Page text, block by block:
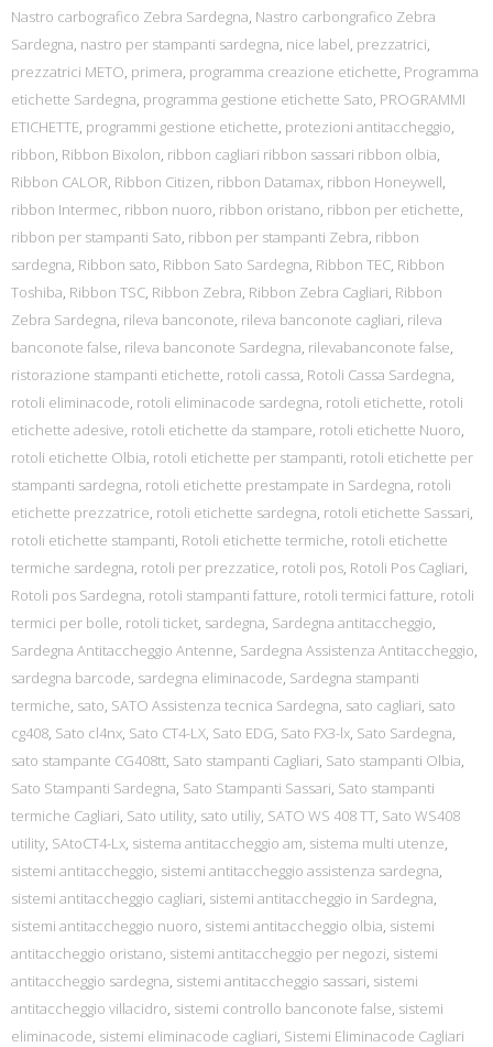
Nastro carbografico Zebra Sardegna, Nastro carbongrafico Zebra
Sardegna, nastro per stampanti sardegna, nice label, prezzatrici,
prezzatrici METO, primera, programma creazione etichette, Programma
etichette Sardegna, programma gestione etichette Sato, PROGRAMMI
ETICHETTE, programmi gestione etichette, protezioni antitaccheggio,
ribbon, Ribbon Bixolon, ribbon cagliari ribbon sassari ribbon olbia,
Ribbon CALOR, Ribbon Citizen, ribbon Datamax, ribbon Honeywell,
ribbon Intermec, ribbon nuoro, ribbon oristano, ribbon per etichette,
ribbon per stampanti Sato, ribbon per stampanti Zebra, ribbon
sardegna, Ribbon sato, Ribbon Sato Sardegna, Ribbon TEC, Ribbon
Toshiba, Ribbon TSC, Ribbon Zebra, Ribbon Zebra Cagliari, Ribbon
Zebra Sardegna, rileva banconote, rileva banconote cagliari, rileva
banconote false, rileva banconote Sardegna, rilevabanconote false,
ristorazione stampanti etichette, rotoli cassa, Rotoli Cassa Sardegna,
rotoli eliminacode, rotoli eliminacode sardegna, rotoli etichette, rotoli
etichette adesive, rotoli etichette da stampare, rotoli etichette Nuoro,
rotoli etichette Olbia, rotoli etichette per stampanti, rotoli etichette per
stampanti sardegna, rotoli etichette prestampate in Sardegna, rotoli
etichette prezzatrice, rotoli etichette sardegna, rotoli etichette Sassari,
rotoli etichette stampanti, Rotoli etichette termiche, rotoli etichette
termiche sardegna, rotoli per prezzatice, rotoli pos, Rotoli Pos Cagliari,
Rotoli pos Sardegna, rotoli stampanti fatture, rotoli termici fatture, rotoli
termici per bolle, rotoli ticket, sardegna, Sardegna antitaccheggio,
Sardegna Antitaccheggio Antenne, Sardegna Assistenza Antitaccheggio,
sardegna barcode, sardegna eliminacode, Sardegna stampanti
termiche, sato, SATO Assistenza tecnica Sardegna, sato cagliari, sato
cg408, Sato cl4nx, Sato CT4-LX, Sato EDG, Sato FX3-lx, Sato Sardegna,
sato stampante CG408tt, Sato stampanti Cagliari, Sato stampanti Olbia,
Sato Stampanti Sardegna, Sato Stampanti Sassari, Sato stampanti
termiche Cagliari, Sato utility, sato utiliy, SATO WS 408 TT, Sato WS408
utility, SAtoCT4-Lx, sistema antitaccheggio am, sistema multi utenze,
sistemi antitaccheggio, sistemi antitaccheggio assistenza sardegna,
sistemi antitaccheggio cagliari, sistemi antitaccheggio in Sardegna,
sistemi antitaccheggio nuoro, sistemi antitaccheggio olbia, sistemi
antitaccheggio oristano, sistemi antitaccheggio per negozi, sistemi
antitaccheggio sardegna, sistemi antitaccheggio sassari, sistemi
antitaccheggio villacidro, sistemi controllo banconote false, sistemi
eliminacode, sistemi eliminacode cagliari, Sistemi Eliminacode Cagliari